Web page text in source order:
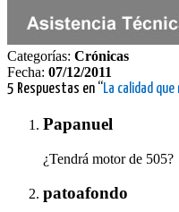
Categorías: Crónicas
Fecha: 07/12/2011
5 Respuestas en “La calidad
Papanuel
¿Tendrá motor de 505?
patoafondo